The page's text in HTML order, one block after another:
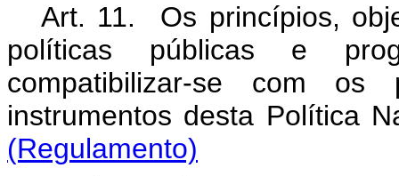
Art. 11. Os princípios,
políticas públicas e
compatibilizar-se com os
instrumentos desta Política
(Regulamento)